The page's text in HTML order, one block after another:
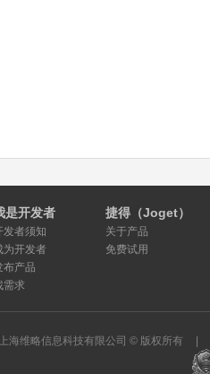
是开发者
发者须知
为开发者
布产品
需求
捷得（Joget）
关于产品
免费试用
上海维略信息科技有限公司 © 版权所有